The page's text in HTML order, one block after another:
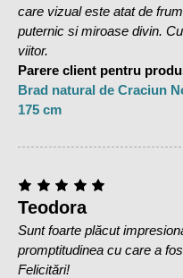
care vizual este atat de
puternic si miroase divin.
viitor.
Parere client pentru
Brad natural de Craciun
175 cm
Teodora
Sunt foarte plăcut
promptitudinea cu care a
Felicitări!